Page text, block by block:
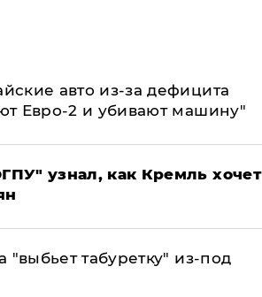
авто из-за дефицита
Евро-2 и убивают машину"
узнал, как Кремль хочет
"выбьет табуретку" из-под